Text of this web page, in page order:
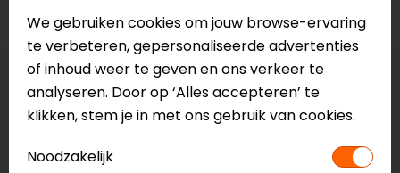
Voorraad
Vestiging Apeldoorn
Niet op voorraad
Niet op voorraad
We gebruiken cookies om jouw browse-ervaring
te verbeteren, gepersonaliseerde advertenties
of inhoud weer te geven en ons verkeer te
analyseren. Door op ‘Alles accepteren’ te
klikken, stem je in met ons gebruik van cookies.
Noodzakelijk